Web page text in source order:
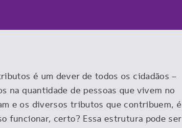
é um dever de todos os cidadãos –
na quantidade de pessoas que vivem no
e os diversos tributos que contribuem, é
funcionar, certo? Essa estrutura pode ser